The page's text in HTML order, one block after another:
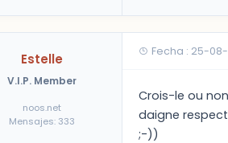
Estelle
V.I.P. Member
noos.net
Mensajes: 333
Fecha : 25-
Crois-le ou
daigne
;-))